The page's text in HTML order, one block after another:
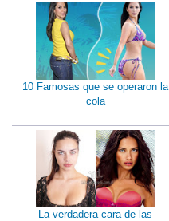
10 Famosas que se operaron la
cola
La verdadera cara de las